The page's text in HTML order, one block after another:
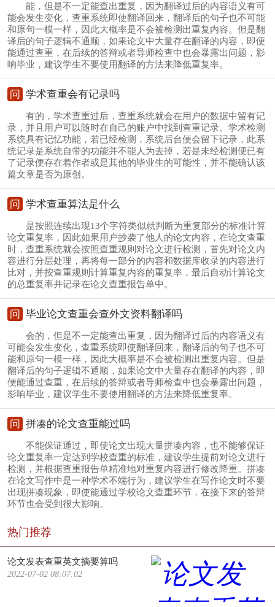
能，但是不一定能查出重复，因为翻译过后的内容语义有可
能会发生变化，查重系统即使翻译回来，翻译后的句子也不可能
和原句一模一样，因此大概率是不会被检测出重复内容。但是翻
译后的句子逻辑不通顺，如果论文中大量存在翻译的内容，即便
能通过查重，在后续的答辩或者导师检查中也会暴露出问题，影
响毕业，建议学生不要使用翻译的方法来降低重复率。
问 学术查重会有记录吗
有的，学术查重过后，查重系统就会在用户的数据中留有记
录，并且用户可以随时在自己的账户中找到查重记录。学术检测
系统具有记忆功能，若已经检测，系统后台便会留下记录，此系
统记录是系统自带的功能并不能人为去掉，若是未经检测便已有
了记录便存在着作者或是其他的毕业生的可能性，并不能确认该
篇文章是否为原创。
问 学术查重算法是什么
是按照连续出现13个字符类似就判断为重复部分的标准计算
论文重复率，因此如果用户抄袭了他人的论文内容，在论文查重
时，查重系统就会按照查重规则对论文进行检测，首先对论文内
容进行分层处理，再将每一部分的内容和数据库收录的内容进行
比对，并按查重规则计算重复内容的重复率，最后自动计算论文
的总重复率并记录在论文查重报告单中。
问 毕业论文查重会查外文资料翻译吗
会的，但是不一定能查出重复，因为翻译过后的内容语义有
可能会发生变化，查重系统即使翻译回来，翻译后的句子也不可
能和原句一模一样，因此大概率是不会被检测出重复内容。但是
翻译后的句子逻辑不通顺，如果论文中大量存在翻译的内容，即
便能通过查重，在后续的答辩或者导师检查中也会暴露出问题，
影响毕业，建议学生不要使用翻译的方法来降低重复率。
问 拼凑的论文查重能过吗
不能保证通过，即使论文出现大量拼凑内容，也不能够保证
论文重复率一定达到学校查重的标准，建议学生提前对论文进行
检测，并根据查重报告单精准地对重复内容进行修改降重。拼凑
在论文写作中是一种学术不端行为，建议学生在写作论文时不要
出现拼凑现象，即使能通过学校论文查重环节，在接下来的答辩
环节也会受到很大影响。
热门推荐
论文发表查重英文摘要算吗
2022-07-02 08:07:02